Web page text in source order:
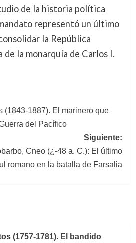
de la historia política
representó un último
la República
de la monarquía de Carlos I.
(1843-1887). El marinero que
del Pacífico
Siguiente:
Cneo (¿-48 a. C.): El último
romano en la batalla de Farsalia
(1757-1781). El bandido